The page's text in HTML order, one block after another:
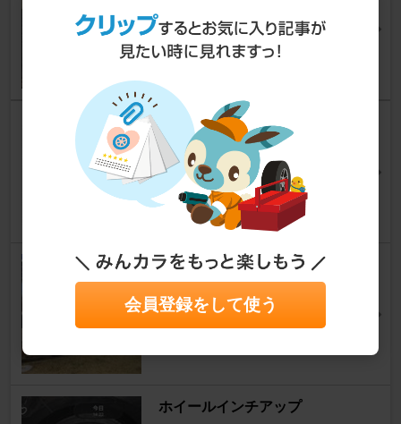
N-ONE [JG1/2]
マスターｐさん
96
5
ラジアルタイヤの手組
N-ONE [JG1/2]
△Nっちさん
19
3
現行N-WGN用ホイールキャッ
プ
N-ONE [JG1/2]
hookchangさん
ホイールインチアップ
会員登録をして使う